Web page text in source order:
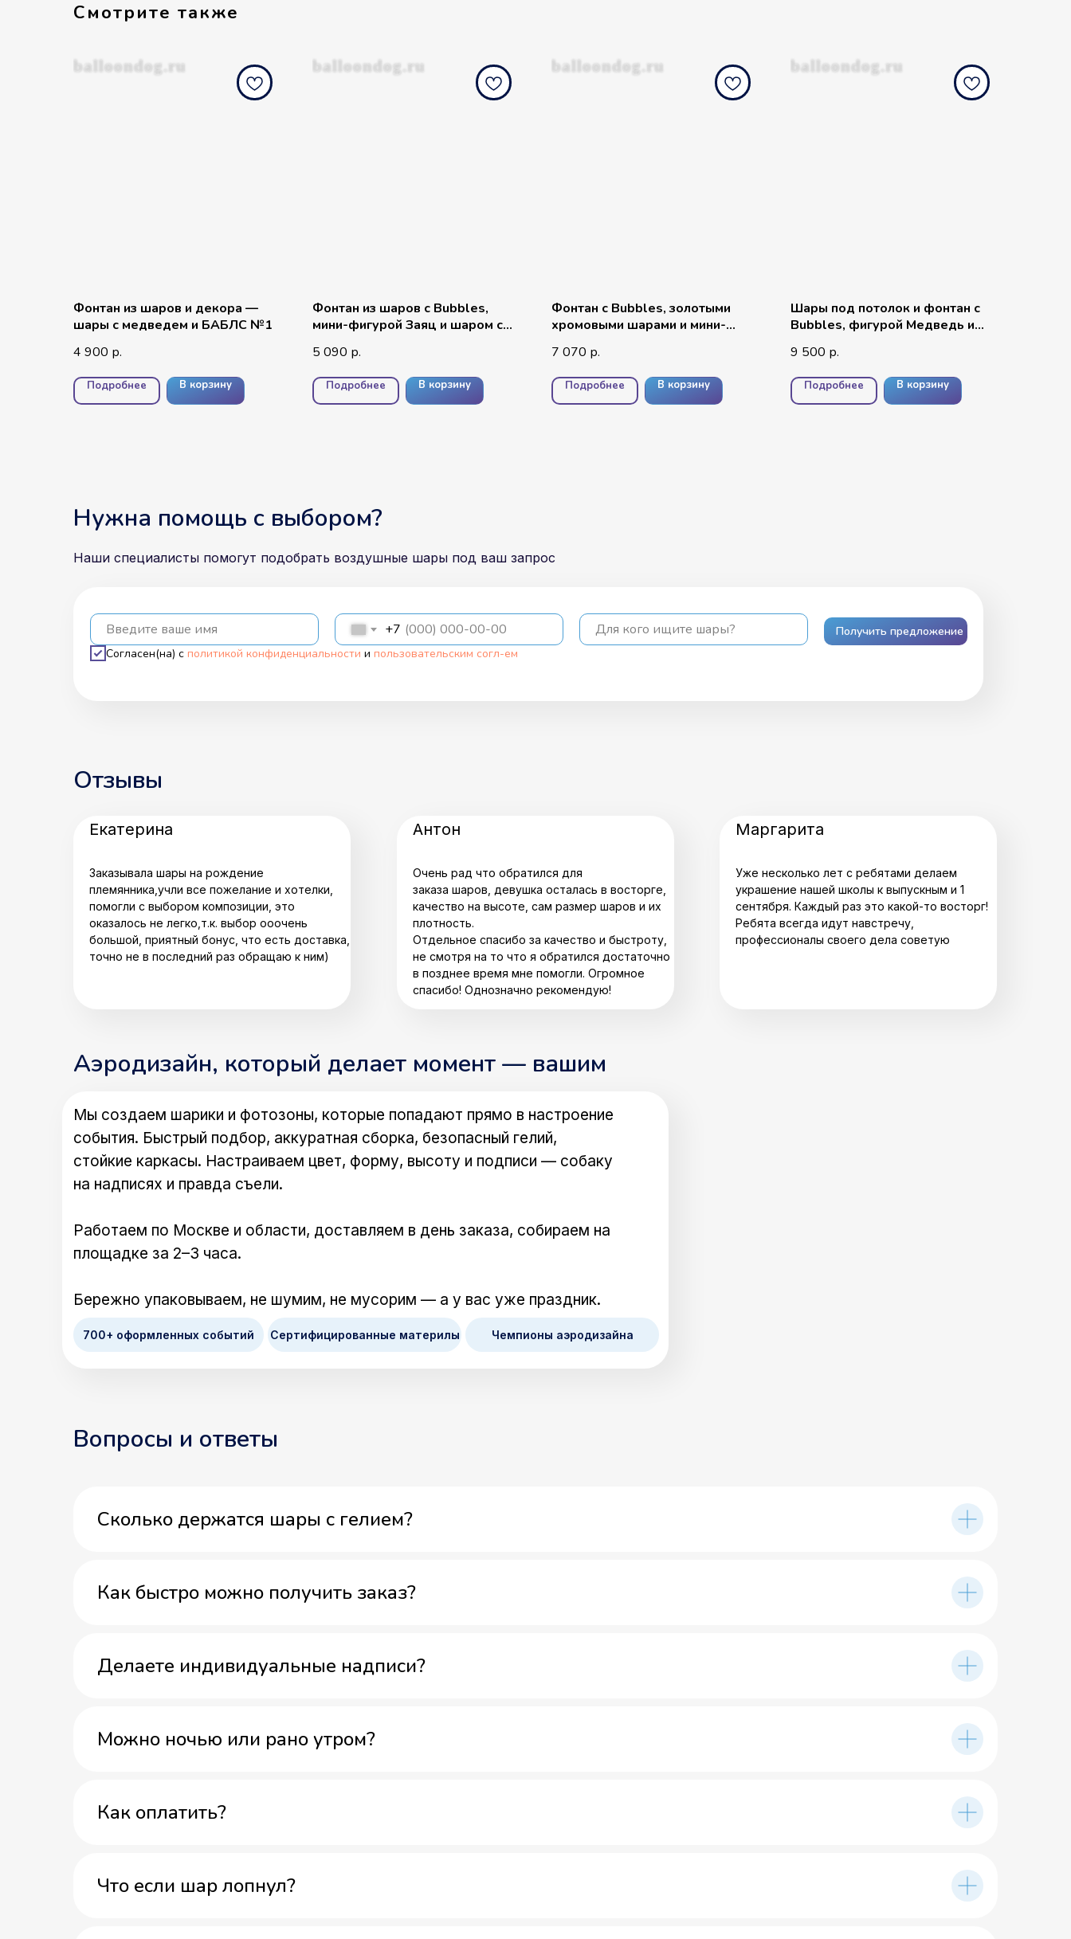
Смотрите также
balloondog.ru
Фонтан из шаров и декора —
шары с медведем и БАБЛС №1
4 900 р.
Подробнее В корзину
balloondog.ru
Фонтан из шаров с Bubbles,
мини-фигурой Заяц и шаром с
5 090 р.
Подробнее В корзину
balloondog.ru
Фонтан с Bubbles, золотыми
хромовыми шарами и мини-
7 070 р.
Подробнее В корзину
balloondog.ru
Шары под потолок и фонтан с
Bubbles, фигурой Медведь и
9 500 р.
Подробнее В корзину
Наши специалисты помогут подобрать воздушные шары под ваш запрос
Введите ваше имя +7 Для кого ищите шары?
Согласен(на) с политикой конфиденциальности и пользовательским согл-ем
Получить предложение
Нужна помощь с выбором?
Отзывы
Заказывала шары на рождение
племянника,учли все пожелание и хотелки,
помогли с выбором композиции, это
оказалось не легко,т.к. выбор ооочень
большой, приятный бонус, что есть доставка,
точно не в последний раз обращаю к ним)
Екатерина
Уже несколько лет с ребятами делаем
украшение нашей школы к выпускным и 1
сентября. Каждый раз это какой-то восторг!
Ребята всегда идут навстречу,
профессионалы своего дела советую
Маргарита
Очень рад что обратился для
заказа шаров, девушка осталась в восторге,
качество на высоте, сам размер шаров и их
плотность.
Отдельное спасибо за качество и быстроту,
не смотря на то что я обратился достаточно
в позднее время мне помогли. Огромное
спасибо! Однозначно рекомендую!
Антон
Аэродизайн, который делает момент — вашим
Мы создаем шарики и фотозоны, которые попадают прямо в настроение
события. Быстрый подбор, аккуратная сборка, безопасный гелий,
стойкие каркасы. Настраиваем цвет, форму, высоту и подписи — собаку
на надписях и правда съели.
Работаем по Москве и области, доставляем в день заказа, собираем на
площадке за 2–3 часа.
Бережно упаковываем, не шумим, не мусорим — а у вас уже праздник.
Чемпионы аэродизайна
Сертифицированные материлы
700+ оформленных событий
Вопросы и ответы
Сколько держатся шары с гелием?
Как быстро можно получить заказ?
Делаете индивидуальные надписи?
Можно ночью или рано утром?
Как оплатить?
Что если шар лопнул?